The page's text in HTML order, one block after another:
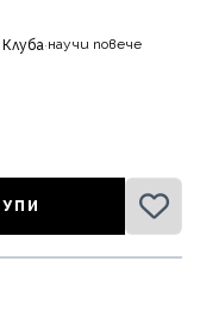
·научи повече